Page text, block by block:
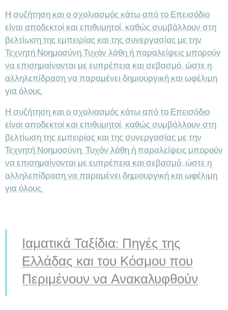
Η συζήτηση και ο σχολιασμός κάτω από το Επεισόδιο
είναι αποδεκτοί και επιθυμητοί, καθώς συμβάλλουν στη
βελτίωση της εμπειρίας και της συνεργασίας με την
Τεχνητή Νοημοσύνη.Τυχόν λάθη ή παραλείψεις μπορούν
να επισημαίνονται με ευπρέπεια και σεβασμό, ώστε η
αλληλεπίδραση να παραμένει δημιουργική και ωφέλιμη
για όλους.
Η συζήτηση και ο σχολιασμός κάτω από το Επεισόδιο
είναι αποδεκτοί και επιθυμητοί, καθώς συμβάλλουν στη
βελτίωση της εμπειρίας και της συνεργασίας με την
Τεχνητή Νοημοσύνη. Τυχόν λάθη ή παραλείψεις μπορούν
να επισημαίνονται με ευπρέπεια και σεβασμό, ώστε η
αλληλεπίδραση να παραμένει δημιουργική και ωφέλιμη
για όλους.
Ιαματικά Ταξίδια: Πηγές της
Ελλάδας και του Κόσμου που
Περιμένουν να Ανακαλυφθούν